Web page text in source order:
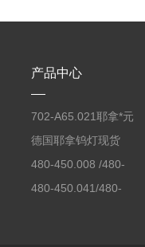
产品中心
702-A65.021耶拿*元
素分析仪反应罐
德国耶拿钨灯现货
480-450.008 /480-
450.008C耶拿镉Cd空
480-450.041/480-